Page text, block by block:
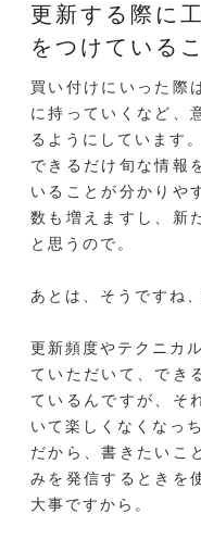
更新する際に
をつけている
買い付けにいった際
に持っていくなど、
るようにしています。
できるだけ旬な情報
いることが分かりや
数も増えますし、新
と思うので。
あとは、そうですね
更新頻度やテクニカ
ていただいて、でき
ているんですが、そ
いて楽しくなくなっち
だから、書きたいこ
みを発信するときを
大事ですから。